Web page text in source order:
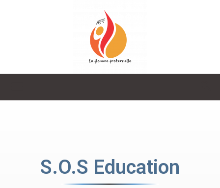
Fraternelle
S.O.S Education